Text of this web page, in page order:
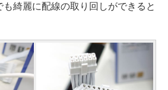
も綺麗に配線の取り回しができると